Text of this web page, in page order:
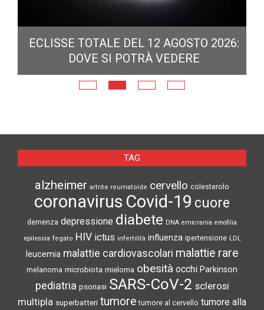
ECLISSE TOTALE DEL 12 AGOSTO 2026:
DOVE SI POTRÀ VEDERE
TAG
alzheimer artrite reumatoide cervello colesterolo
coronavirus Covid-19 cuore
demenza depressione diabete DNA emicrania emofilia
epilessia fegato HIV ictus infertilità influenza ipertensione LDL
leucemia malattie cardiovascolari malattie rare
melanoma microbiota mieloma obesità occhi Parkinson
pediatria psoriasi SARS-CoV-2 sclerosi
multipla superbatteri tumore tumore al cervello tumore alla